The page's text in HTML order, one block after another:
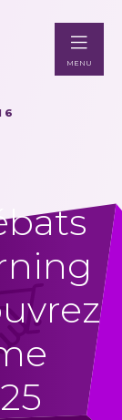
6
MENU